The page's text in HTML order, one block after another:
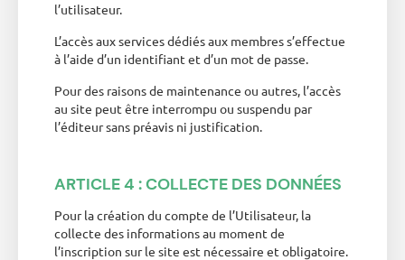
l’utilisateur.
L’accès aux services dédiés aux membres s’effectue
à l’aide d’un identifiant et d’un mot de passe.
Pour des raisons de maintenance ou autres, l’accès
au site peut être interrompu ou suspendu par
l’éditeur sans préavis ni justification.
ARTICLE 4 : COLLECTE DES DONNÉES
Pour la création du compte de l’Utilisateur, la
collecte des informations au moment de
l’inscription sur le site est nécessaire et obligatoire.